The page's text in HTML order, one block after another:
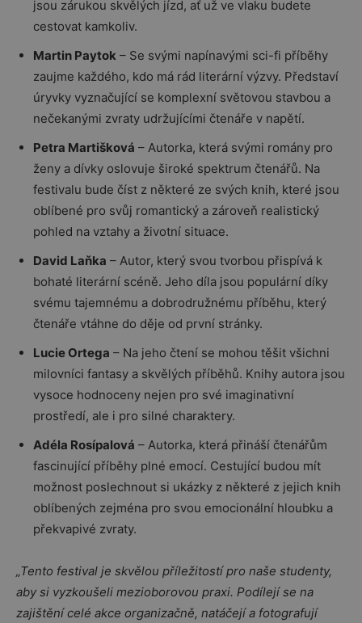
jsou zárukou skvělých jízd, ať už ve vlaku budete
cestovat kamkoliv.
Martin Paytok – Se svými napínavými sci-fi příběhy
zaujme každého, kdo má rád literární výzvy. Představí
úryvky vyznačující se komplexní světovou stavbou a
nečekanými zvraty udržujícími čtenáře v napětí.
Petra Martišková – Autorka, která svými romány pro
ženy a dívky oslovuje široké spektrum čtenářů. Na
festivalu bude číst z některé ze svých knih, které jsou
oblíbené pro svůj romantický a zároveň realistický
pohled na vztahy a životní situace.
David Laňka – Autor, který svou tvorbou přispívá k
bohaté literární scéně. Jeho díla jsou populární díky
svému tajemnému a dobrodružnému příběhu, který
čtenáře vtáhne do děje od první stránky.
Lucie Ortega – Na jeho čtení se mohou těšit všichni
milovníci fantasy a skvělých příběhů. Knihy autora jsou
vysoce hodnoceny nejen pro své imaginativní
prostředí, ale i pro silné charaktery.
Adéla Rosípalová – Autorka, která přináší čtenářům
fascinující příběhy plné emocí. Cestující budou mít
možnost poslechnout si ukázky z některé z jejich knih
oblíbených zejména pro svou emocionální hloubku a
překvapivé zvraty.
„Tento festival je skvělou příležitostí pro naše studenty,
aby si vyzkoušeli mezioborovou praxi. Podílejí se na
zajištění celé akce organizačně, natáčejí a fotografují